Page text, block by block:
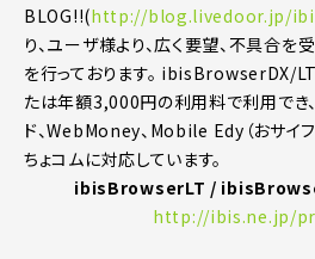
BLOG!!(http://blog.livedoor.jp/
り、ユーザ様より、広く要望、不具合を
を行っております。 ibisBrowserDX/
たは年額3,000円の利用料で利用でき
ド、WebMoney、Mobile Edy（おサイ
ちょコムに対応しています。
ibisBrowserLT /
http://ibis.ne.jp/